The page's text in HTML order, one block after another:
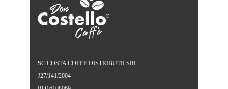
SC COSTA COFEE DISTRIBUTII SRL
J27/141/2004